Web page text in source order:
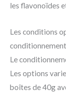
les flavonoïdes
Les conditions
conditionnement
Le
Les options
boîtes de 40g